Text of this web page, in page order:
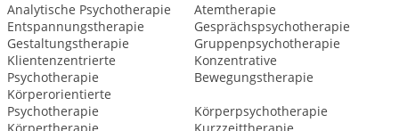
Analytische Psychotherapie
Atemtherapie
Entspannungstherapie
Gesprächspsychotherapie
Gestaltungstherapie
Gruppenpsychotherapie
Klientenzentrierte
Psychotherapie
Konzentrative
Bewegungstherapie
Körperorientierte
Psychotherapie
Körperpsychotherapie